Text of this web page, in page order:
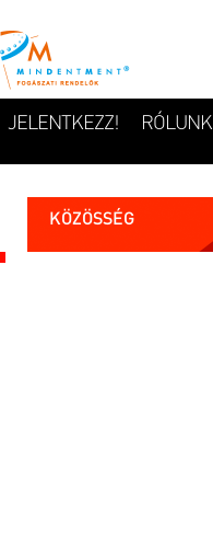
JELENTKEZZ! RÓLUNK
KÖZÖSSÉG